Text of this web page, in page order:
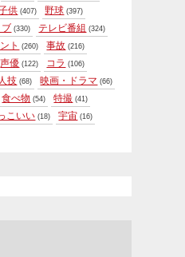
供 (407) 野球 (397)
ブ (330) テレビ番組 (324)
ト (260) 事故 (216)
声優 (122) コラ (106)
技 (68) 映画・ドラマ (66)
食べ物 (54) 特撮 (41)
こいい (18) 宇宙 (16)